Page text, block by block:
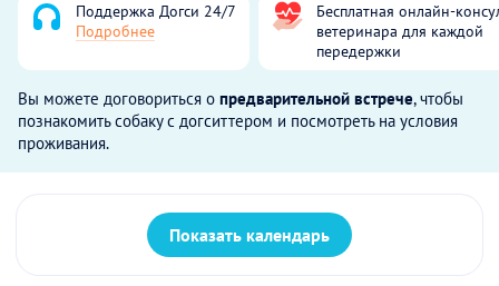
Поддержка Догси 24/7
Подробнее
Бесплатная онлайн-
ветеринара для каждой
передержки
Вы можете договориться о предварительной встрече, чтобы
познакомить собаку с догситтером и посмотреть на условия
проживания.
Показать календарь